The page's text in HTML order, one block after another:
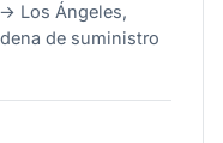
Los Ángeles,
de suministro